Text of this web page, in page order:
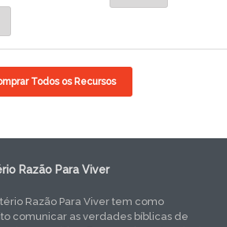
Todos os Recursos
Razão Para Viver
Razão Para Viver tem como
comunicar as verdades bíblicas de